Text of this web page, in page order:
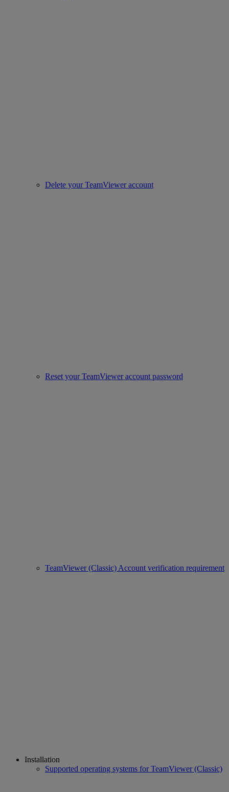
Delete your TeamViewer account
Reset your TeamViewer account password
TeamViewer (Classic) Account verification requirement
Installation
Supported operating systems for TeamViewer (Classic)